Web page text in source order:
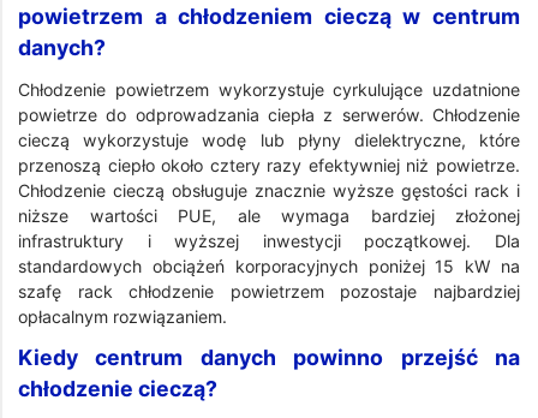
powietrzem a chłodzeniem cieczą w centrum
danych?
Chłodzenie powietrzem wykorzystuje cyrkulujące uzdatnione
powietrze do odprowadzania ciepła z serwerów. Chłodzenie
cieczą wykorzystuje wodę lub płyny dielektryczne, które
przenoszą ciepło około cztery razy efektywniej niż powietrze.
Chłodzenie cieczą obsługuje znacznie wyższe gęstości rack i
niższe wartości PUE, ale wymaga bardziej złożonej
infrastruktury i wyższej inwestycji początkowej. Dla
standardowych obciążeń korporacyjnych poniżej 15 kW na
szafę rack chłodzenie powietrzem pozostaje najbardziej
opłacalnym rozwiązaniem.
Kiedy centrum danych powinno przejść na
chłodzenie cieczą?